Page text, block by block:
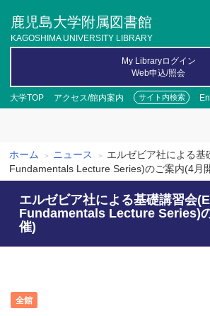
ツ
鹿児島大学附属図書館
KAGOSHIMA UNIVERSITY LIBRARY
大学TOP アクセス/館内案内 サイト内検索
My Libraryログイン
Web申込/照会
パ
ン
く
ず
ホーム ニュース
エルゼビア社による基
Fundamentals Lecture Series)のご案内(4月
エルゼビア社による基礎講習会
Fundamentals Lecture Series)
催)
全館